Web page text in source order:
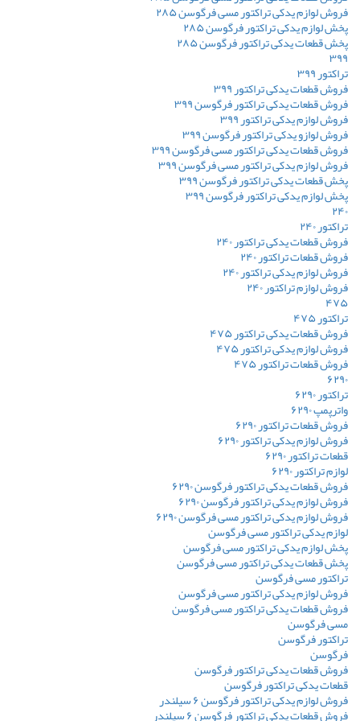
فروش لوازم یدکی تراکتور مسی فرگوسن ۲۸۵
پخش لوازم یدکی تراکتور فرگوسن ۲۸۵
پخش قطعات یدکی تراکتور فرگوسن ۲۸۵
۳۹۹
تراکتور ۳۹۹
فروش قطعات یدکی تراکتور ۳۹۹
فروش قطعات یدکی تراکتور فرگوسن ۳۹۹
فروش لوازم یدکی تراکتور ۳۹۹
فروش لوازو یدکی تراکتور فرگوسن ۳۹۹
فروش قطعات یدکی تراکتور مسی فرگوسن ۳۹۹
فروش لوازم یدکی تراکتور مسی فرگوسن ۳۹۹
پخش قطعات یدکی تراکتور فرگوسن ۳۹۹
پخش لوازم یدکی تراکتور فرگوسن ۳۹۹
۲۴۰
تراکتور ۲۴۰
فروش قطعات یدکی تراکتور ۲۴۰
فروش قطعات تراکتور ۲۴۰
فروش لوازم یدکی تراکتور ۲۴۰
فروش لوازم تراکتور ۲۴۰
۴۷۵
تراکتور ۴۷۵
فروش قطعات یدکی تراکتور ۴۷۵
فروش لوازم یدکی تراکتور ۴۷۵
فروش قطعات تراکتور ۴۷۵
۶۲۹۰
تراکتور ۶۲۹۰
واترپمپ ۶۲۹۰
فروش قطعات تراکتور ۶۲۹۰
فروش لوازم یدکی تراکتور ۶۲۹۰
قطعات تراکتور ۶۲۹۰
لوازم تراکتور ۶۲۹۰
فروش قطعات یدکی تراکتور فرگوسن ۶۲۹۰
فروش لوازم یدکی تراکتور فرگوسن ۶۲۹۰
فروش لوازم یدکی تراکتور مسی فرگوسن ۶۲۹۰
لوازم یدکی تراکتور مسی فرگوسن
پخش لوازم یدکی تراکتور مسی فرگوسن
پخش قطعات یدکی تراکتور مسی فرگوسن
تراکتور مسی فرگوسن
فروش لوازم یدکی تراکتور مسی فرگوسن
فروش قطعات یدکی تراکتور مسی فرگوسن
مسی فرگوسن
تراکتور فرگوسن
فرگوسن
فروش قطعات یدکی تراکتور فرگوسن
قطعات یدکی تراکتور فرگوسن
فروش لوازم یدکی تراکتور فرگوسن ۶ سیلندر
فروش قطعات یدکی تراکتور فرگوسن ۶ سیلندر